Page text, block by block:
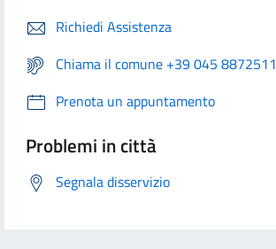
Richiedi Assistenza
Chiama il comune +39 045 8872511
Prenota un appuntamento
Problemi in città
Segnala disservizio